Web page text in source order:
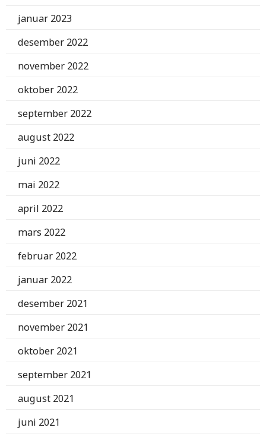
januar 2023
desember 2022
november 2022
oktober 2022
september 2022
august 2022
juni 2022
mai 2022
april 2022
mars 2022
februar 2022
januar 2022
desember 2021
november 2021
oktober 2021
september 2021
august 2021
juni 2021